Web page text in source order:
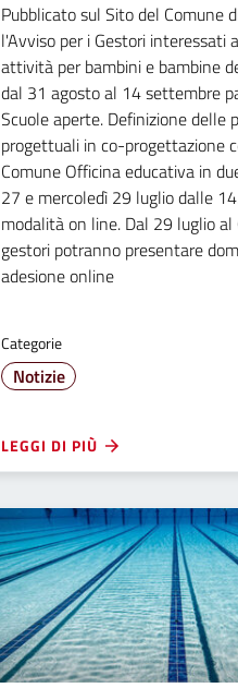
Pubblicato sul Sito del Comune
l'Avviso per i Gestori interessati
attività per bambini e bambine
dal 31 agosto al 14 settembre
Scuole aperte. Definizione delle
progettuali in co-progettazione
Comune Officina educativa in
27 e mercoledì 29 luglio dalle
modalità on line. Dal 29 luglio al
gestori potranno presentare
adesione online
Categorie
Notizie
LEGGI DI PIÙ